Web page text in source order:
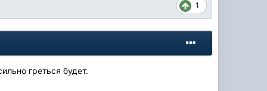
1
греться будет.